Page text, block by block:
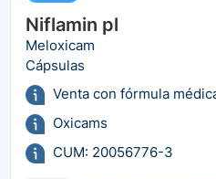
Niflamin pl
Meloxicam
Cápsulas
Venta con fórmula
Oxicams
CUM: 20056776-3